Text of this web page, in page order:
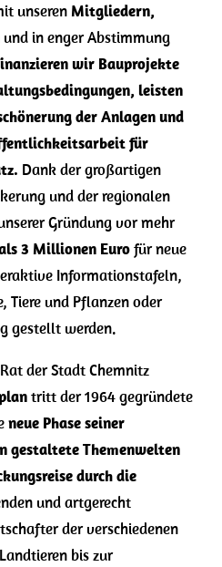
unseren Mitgliedern,
und in enger Abstimmung
wir Bauprojekte
leisten
der Anlagen und
für
Dank der großartigen
und der regionalen
Gründung vor mehr
3 Millionen Eurofür neue
Informationstafeln,
Tiere und Pflanzen oder
gestellt werden.
der Stadt Chemnitz
tritt der 1964 gegründete
neue Phase seiner
gestaltete Themenwelten
durch die
und artgerecht
der verschiedenen
bis zur